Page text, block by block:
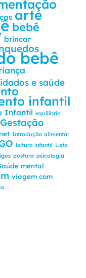
arte
bebê
brincar
bebê
e saúde
infantil
Infantil equilíbrio
Gestação
Introdução alimentar
leitura infantil Lista
postura psicologia
mental
viagem com